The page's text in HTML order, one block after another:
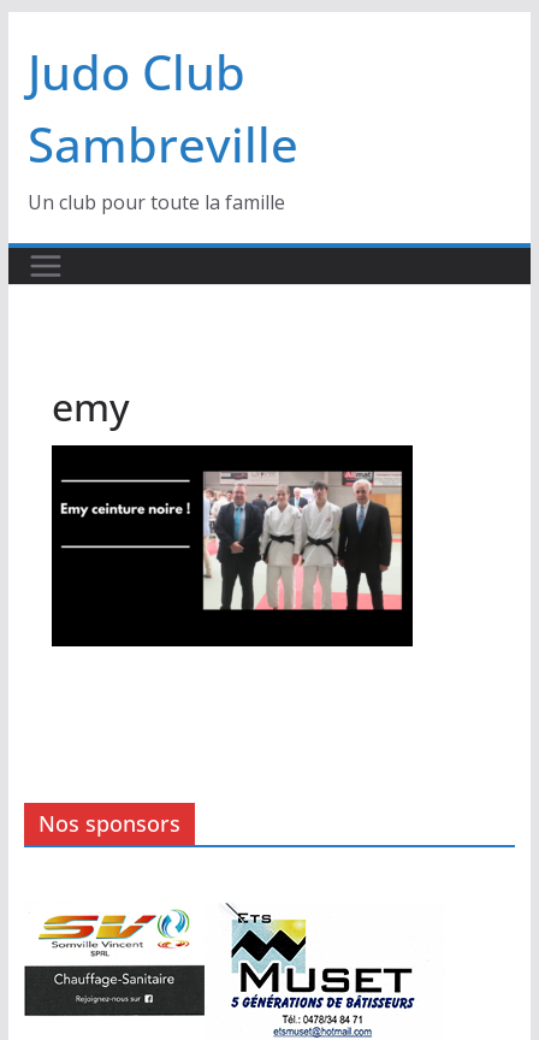
contenu
Judo Club
Sambreville
Un club pour toute la famille
emy
Nos sponsors